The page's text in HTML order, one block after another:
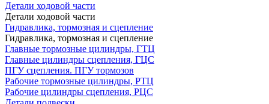
Детали ходовой части
Детали ходовой части
Гидравлика, тормозная и сцепление
Гидравлика, тормозная и сцепление
Главные тормозные цилиндры, ГТЦ
Главные цилиндры сцепления, ГЦС
ПГУ сцепления. ПГУ тормозов
Рабочие тормозные цилиндры, РТЦ
Рабочие цилиндры сцепления, РЦС